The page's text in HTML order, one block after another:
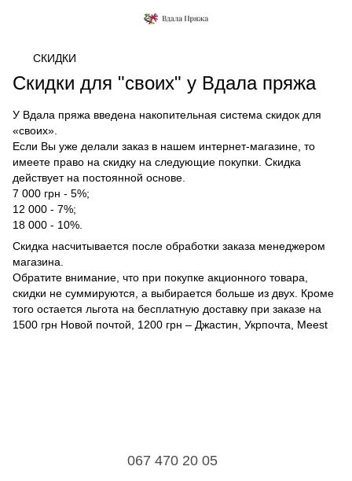
СКИДКИ
Скидки для "своих" у Вдала пряжа
У Вдала пряжа введена накопительная система скидок для
«своих».
Если Вы уже делали заказ в нашем интернет-магазине, то
имеете право на скидку на следующие покупки. Скидка
действует на постоянной основе.
7 000 грн - 5%;
12 000 - 7%;
18 000 - 10%.
Скидка насчитывается после обработки заказа менеджером
магазина.
Обратите внимание, что при покупке акционного товара,
скидки не суммируются, а выбирается больше из двух. Кроме
того остается льгота на бесплатную доставку при заказе на
1500 грн Новой почтой, 1200 грн – Джастин, Укрпочта, Meest
067 470 20 05